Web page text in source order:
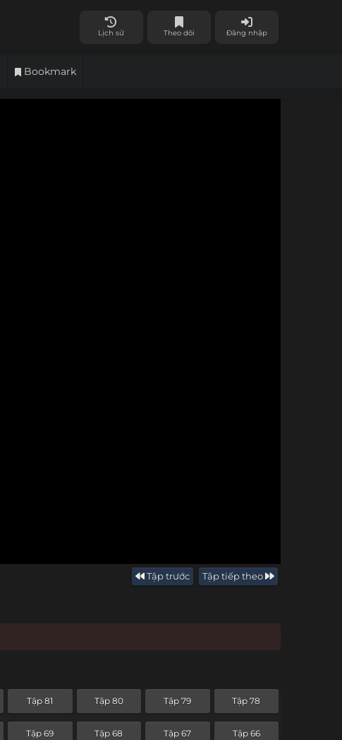
Lịch sử Theo dõi Đăng nhập
Bookmark
Tập trước Tập tiếp theo
Tập 81 Tập 80 Tập 79 Tập 78
Tập 69 Tập 68 Tập 67 Tập 66